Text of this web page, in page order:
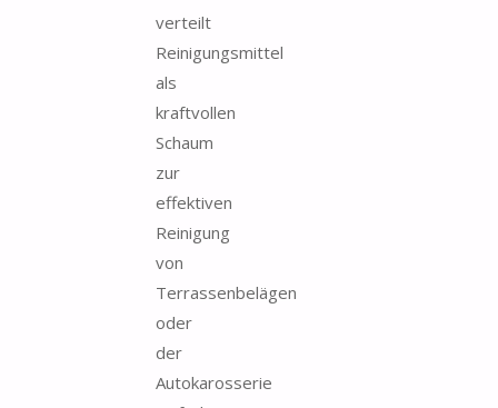
verteilt
Reinigungsmittel
als
kraftvollen
Schaum
zur
effektiven
Reinigung
von
Terrassenbelägen
oder
der
Autokarosserie